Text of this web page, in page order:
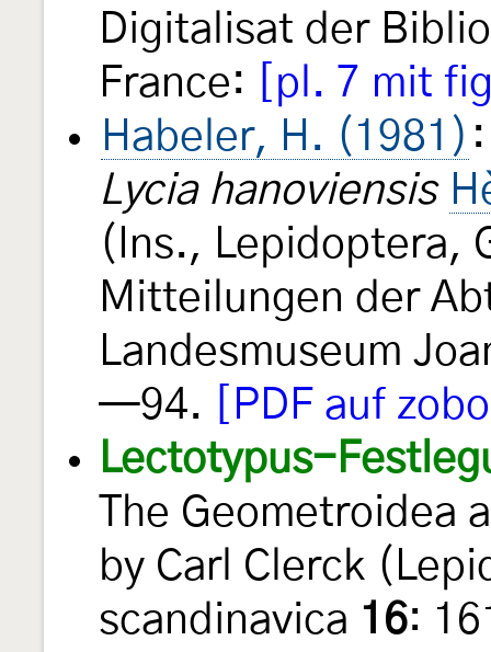
Digitalisat der
France:
[pl. 7 mit
Habeler, H. (1981)
Lycia hanoviensis
(Ins., Lepidoptera,
Mitteilungen der
Landesmuseum
—94.
[PDF auf
Lectotypus-
The Geometroidea
by Carl Clerck
scandinavica 16: